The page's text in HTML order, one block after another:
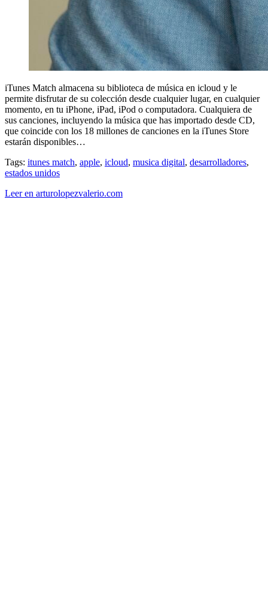
iTunes Match almacena su biblioteca de música en icloud y le
permite disfrutar de su colección desde cualquier lugar, en cualquier
momento, en tu iPhone, iPad, iPod o computadora. Cualquiera de
sus canciones, incluyendo la música que has importado desde CD,
que coincide con los 18 millones de canciones en la iTunes Store
estarán disponibles…
Tags: itunes match, apple, icloud, musica digital, desarrolladores,
estados unidos
Leer en arturolopezvalerio.com